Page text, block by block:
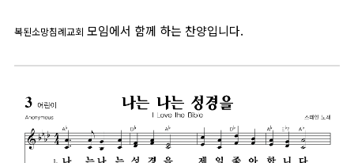
복된소망침례교회 모임에서 함께 하는 찬양입니다.